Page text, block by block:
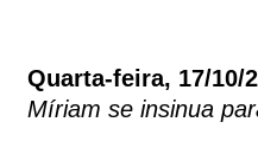
Quarta-feira, 17/10/
Míriam se insinua